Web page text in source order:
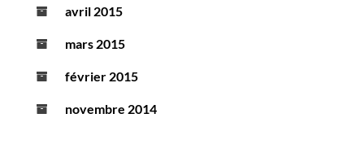
avril 2015
mars 2015
février 2015
novembre 2014